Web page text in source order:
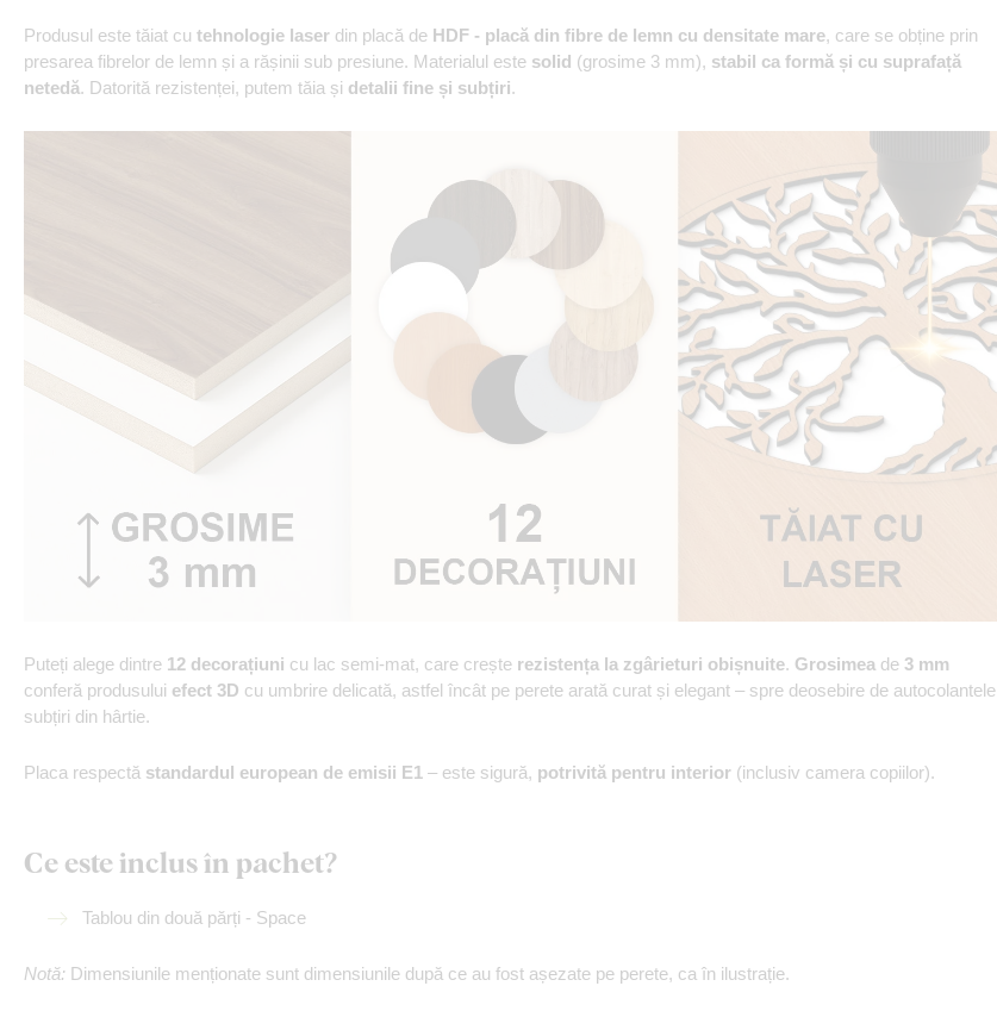
Produsul este tăiat cu tehnologie laser din placă de HDF - placă din fibre de lemn cu densitate mare, care se obține prin
presarea fibrelor de lemn și a rășinii sub presiune. Materialul este solid (grosime 3 mm), stabil ca formă și cu suprafață
netedă. Datorită rezistenței, putem tăia și detalii fine și subțiri.
Puteți alege dintre 12 decorațiuni cu lac semi-mat, care crește rezistența la zgârieturi obișnuite. Grosimea de 3 mm
conferă produsului efect 3D cu umbrire delicată, astfel încât pe perete arată curat și elegant – spre deosebire de autocolantele
subțiri din hârtie.
Placa respectă standardul european de emisii E1 – este sigură, potrivită pentru interior (inclusiv camera copiilor).
Ce este inclus în pachet?
Tablou din două părți - Space
Notă: Dimensiunile menționate sunt dimensiunile după ce au fost așezate pe perete, ca în ilustrație.